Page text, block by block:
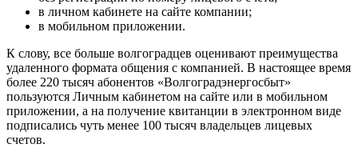
в личном кабинете на сайте компании;
в мобильном приложении.
К слову, все больше волгоградцев оценивают преимущества
удаленного формата общения с компанией. В настоящее время
более 220 тысяч абонентов «Волгоградэнергосбыт»
пользуются Личным кабинетом на сайте или в мобильном
приложении, а на получение квитанции в электронном виде
подписались чуть менее 100 тысяч владельцев лицевых
счетов.